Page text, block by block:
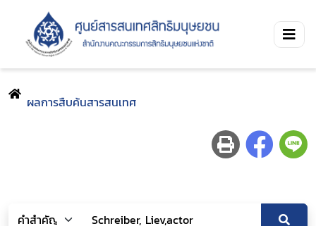
ผลการสืบค้นสารสนเทศ